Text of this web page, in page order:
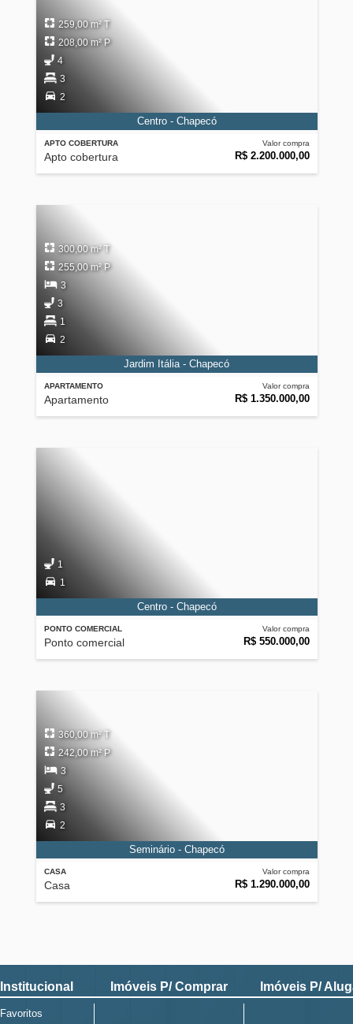
APTO COBERTURA
Apto cobertura
Valor compra
R$ 2.200.000,00
259,00 m² T
208,00 m² P
4
3
2
Centro - Chapecó
APARTAMENTO
Apartamento
Valor compra
R$ 1.350.000,00
300,00 m² T
255,00 m² P
3
3
1
2
Jardim Itália - Chapecó
PONTO COMERCIAL
Ponto comercial
Valor compra
R$ 550.000,00
1
1
Centro - Chapecó
CASA
Casa
Valor compra
R$ 1.290.000,00
360,00 m² T
242,00 m² P
3
5
3
2
Seminário - Chapecó
Institucional
Favoritos
Imóveis P/ Comprar Imóveis P/